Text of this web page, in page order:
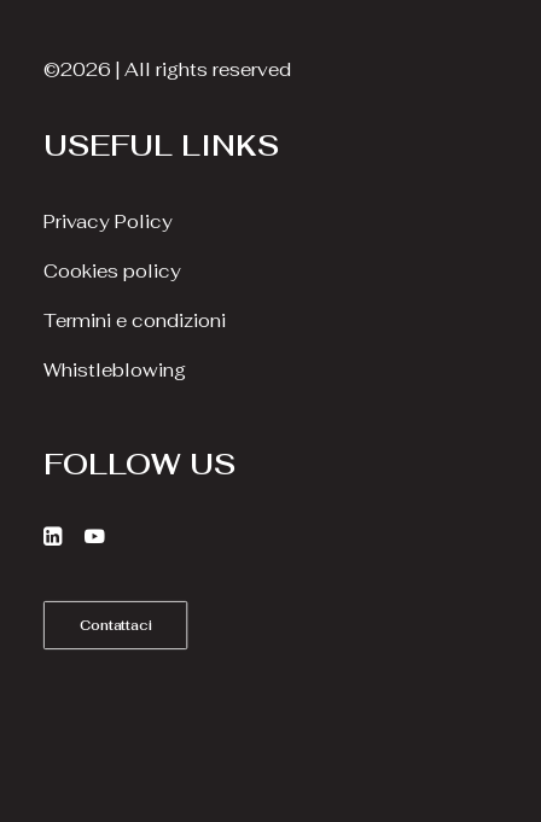
©2026 | All rights reserved
USEFUL LINKS
Privacy Policy
Cookies policy
Termini e condizioni
Whistleblowing
FOLLOW US
Contattaci